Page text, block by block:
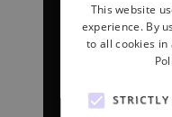
This website
experience. By
to all cookies in
STRICTLY